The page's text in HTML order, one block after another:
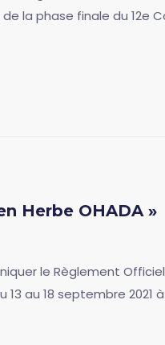
la phase finale du 12e
Herbe OHADA »
le Règlement
au 18 septembre 2021